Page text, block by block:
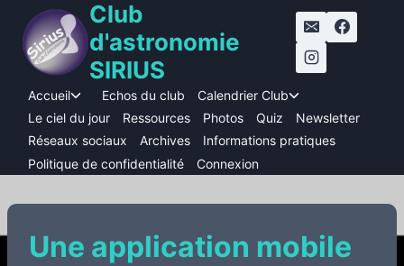
contenu
Club
d'astronomie
SIRIUS
Accueil
Ouvrir/fermer
le
menu
enfant
Echos du club Calendrier Club
le
menu
Le ciel du jour Ressources Photos Quiz
Newsletter
Réseaux sociaux
Archives
Informations pratiques
Politique de confidentialité
Connexion
Une application mobile